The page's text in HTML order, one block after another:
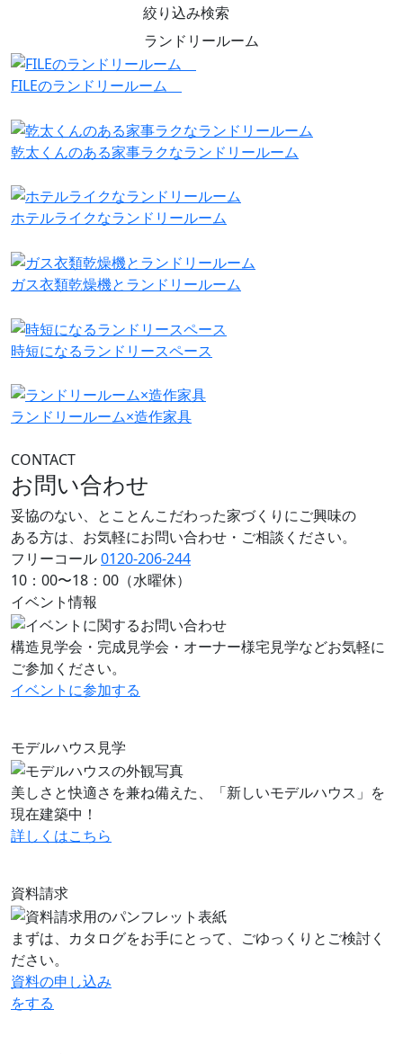
絞り込み検索
ランドリールーム
FILEのランドリールーム
乾太くんのある家事ラクなランドリールーム
ホテルライクなランドリールーム
ガス衣類乾燥機とランドリールーム
時短になるランドリースペース
ランドリールーム×造作家具
CONTACT
お問い合わせ
妥協のない、とことんこだわった家づくりにご興味の
ある方は、お気軽にお問い合わせ・ご相談ください。
フリーコール0120-206-244
10：00〜18：00（水曜休）
イベント情報
構造見学会・完成見学会・オーナー様宅見学などお気軽に
ご参加ください。
イベントに参加する
モデルハウス見学
美しさと快適さを兼ね備えた、「新しいモデルハウス」を
現在建築中！
詳しくはこちら
資料請求
まずは、カタログをお手にとって、ごゆっくりとご検討く
ださい。
資料の申し込み
をする